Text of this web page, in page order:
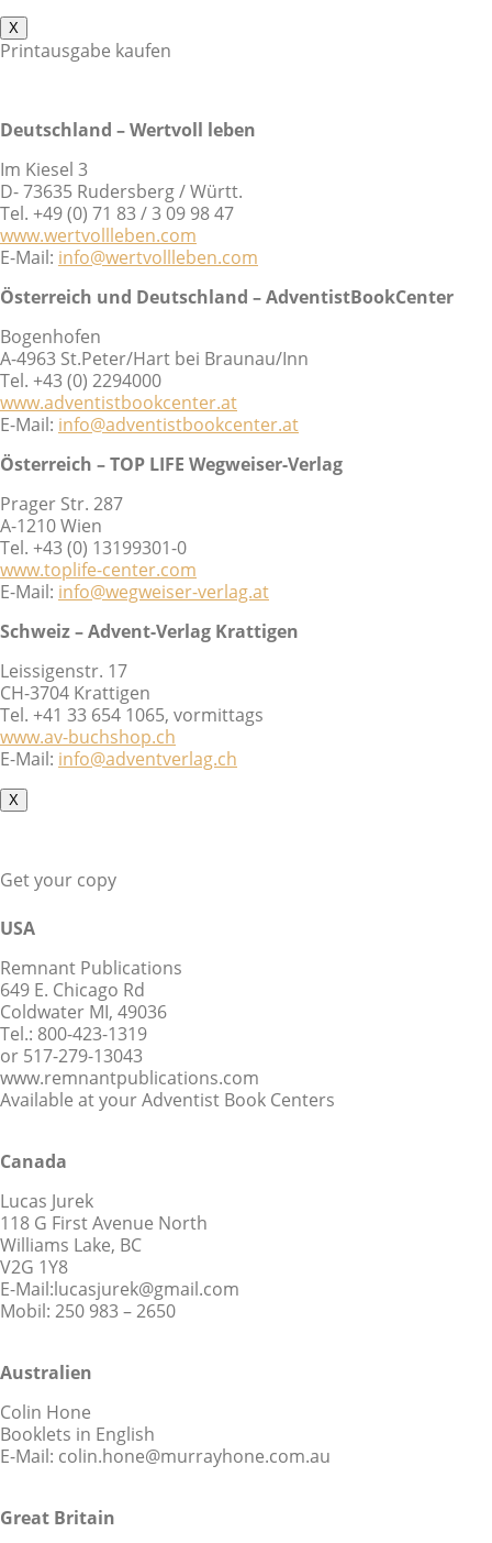
X
Printausgabe kaufen
Deutschland – Wertvoll leben
Im Kiesel 3
D- 73635 Rudersberg / Württ.
Tel. +49 (0) 71 83 / 3 09 98 47
www.wertvollleben.com
E-Mail: info@wertvollleben.com
Österreich und Deutschland – AdventistBookCenter
Bogenhofen
A-4963 St.Peter/Hart bei Braunau/Inn
Tel. +43 (0) 2294000
www.adventistbookcenter.at
E-Mail: info@adventistbookcenter.at
Österreich – TOP LIFE Wegweiser-Verlag
Prager Str. 287
A-1210 Wien
Tel. +43 (0) 13199301-0
www.toplife-center.com
E-Mail: info@wegweiser-verlag.at
Schweiz – Advent-Verlag Krattigen
Leissigenstr. 17
CH-3704 Krattigen
Tel. +41 33 654 1065, vormittags
www.av-buchshop.ch
E-Mail: info@adventverlag.ch
X
Get your copy
USA
Remnant Publications
649 E. Chicago Rd
Coldwater MI, 49036
Tel.: 800-423-1319
or 517-279-13043
www.remnantpublications.com
Available at your Adventist Book Centers
Canada
Lucas Jurek
118 G First Avenue North
Williams Lake, BC
V2G 1Y8
E-Mail:lucasjurek@gmail.com
Mobil: 250 983 – 2650
Australien
Colin Hone
Booklets in English
E-Mail: colin.hone@murrayhone.com.au
Great Britain